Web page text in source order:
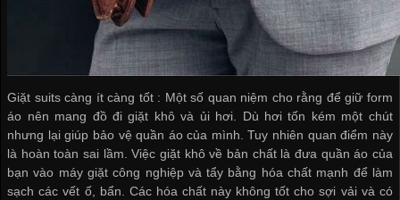
Giặt suits càng ít càng tốt : Một số quan niệm cho rằng để giữ form
áo nên mang đồ đi giặt khô và ủi hơi. Dù hơi tốn kém một chút
nhưng lại giúp bảo vệ quần áo của mình. Tuy nhiên quan điểm này
là hoàn toàn sai lầm. Việc giặt khô về bản chất là đưa quần áo của
bạn vào máy giặt công nghiệp và tẩy bằng hóa chất mạnh để làm
sạch các vết ố, bẩn. Các hóa chất này không tốt cho sợi vải và có